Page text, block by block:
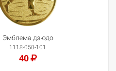
Эмблема дзюдо
1118-050-101
40